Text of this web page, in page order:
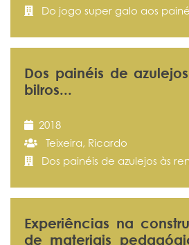
Do jogo super galo aos
Dos painéis de
bilros...
2018
Teixeira, Ricardo
Dos painéis de azulejos às
Experiências na
de materiais